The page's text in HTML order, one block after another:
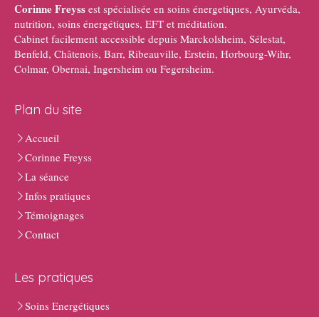
Corinne Freyss est spécialisée en soins énergetiques, Ayurvéda,
nutrition, soins énergétiques, EFT et méditation.
Cabinet facilement accessible depuis Marckolsheim, Sélestat,
Benfeld, Châtenois, Barr, Ribeauville, Erstein, Horbourg-Wihr,
Colmar, Obernai, Ingersheim ou Fegersheim.
Plan du site
Accueil
Corinne Freyss
La séance
Infos pratiques
Témoignages
Contact
Les pratiques
Soins Energétiques